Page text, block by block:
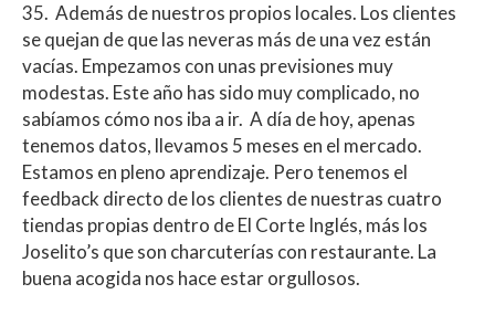
35. Además de nuestros propios locales. Los clientes
se quejan de que las neveras más de una vez están
vacías. Empezamos con unas previsiones muy
modestas. Este año has sido muy complicado, no
sabíamos cómo nos iba a ir. A día de hoy, apenas
tenemos datos, llevamos 5 meses en el mercado.
Estamos en pleno aprendizaje. Pero tenemos el
feedback directo de los clientes de nuestras cuatro
tiendas propias dentro de El Corte Inglés, más los
Joselito’s que son charcuterías con restaurante. La
buena acogida nos hace estar orgullosos.